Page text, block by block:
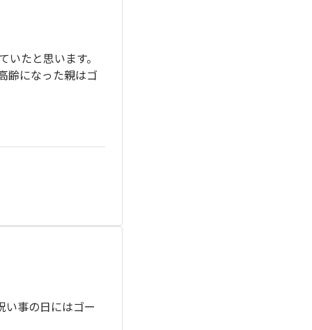
たと思います。
齢になった親はゴ
い事の日にはゴー